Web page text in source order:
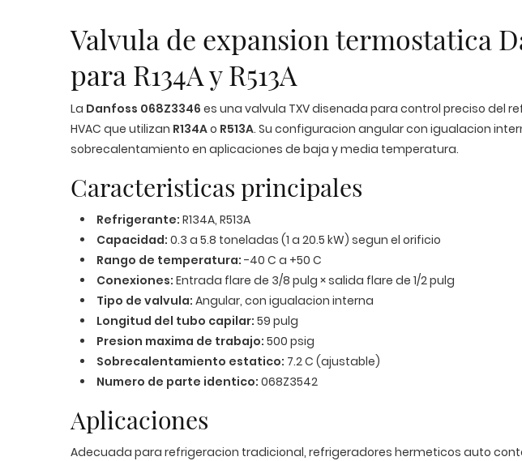
Valvula de expansion termostatica
para R134A y R513A
La Danfoss 068Z3346 es una valvula TXV disenada para control preciso del
HVAC que utilizan R134Ao R513A. Su configuracion angular con igualacion
sobrecalentamiento en aplicaciones de baja y media temperatura.
Caracteristicas principales
Refrigerante: R134A, R513A
Capacidad: 0.3 a 5.8 toneladas (1 a 20.5 kW) segun el orificio
Rango de temperatura: -40 C a +50 C
Conexiones: Entrada flare de 3/8 pulg × salida flare de 1/2 pulg
Tipo de valvula: Angular, con igualacion interna
Longitud del tubo capilar: 59 pulg
Presion maxima de trabajo: 500 psig
Sobrecalentamiento estatico: 7.2 C (ajustable)
Numero de parte identico: 068Z3542
Aplicaciones
Adecuada para refrigeracion tradicional, refrigeradores hermeticos auto